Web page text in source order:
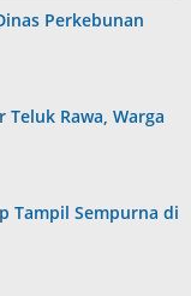
Perkebunan
Teluk Rawa, Warga
Tampil Sempurna di